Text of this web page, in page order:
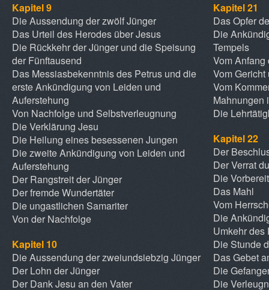
Kapitel 9
Die Aussendung der zwölf Jünger
Das Urteil des Herodes über Jesus
Die Rückkehr der Jünger und die Speisung
der Fünftausend
Das Messiasbekenntnis des Petrus und die
erste Ankündigung von Leiden und
Auferstehung
Von Nachfolge und Selbstverleugnung
Die Verklärung Jesu
Die Heilung eines besessenen Jungen
Die zweite Ankündigung von Leiden und
Auferstehung
Der Rangstreit der Jünger
Der fremde Wundertäter
Die ungastlichen Samariter
Von der Nachfolge
Kapitel 10
Die Aussendung der zweiundsiebzig Jünger
Der Lohn der Jünger
Der Dank Jesu an den Vater
Kapitel 21
Das Opfer
Die
Tempels
Vom Anfang
Vom
Vom
Mahnungen
Die
Kapitel 22
Der
Der Verrat
Die
Das Mahl
Vom
Die
Umkehr des
Die Stunde
Das Gebet
Die
Die